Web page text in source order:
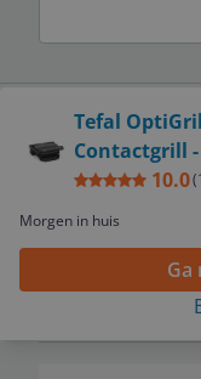
Tefal
Contactgrill
10.0(
Morgen in huis
Ga
Service
Algemeen